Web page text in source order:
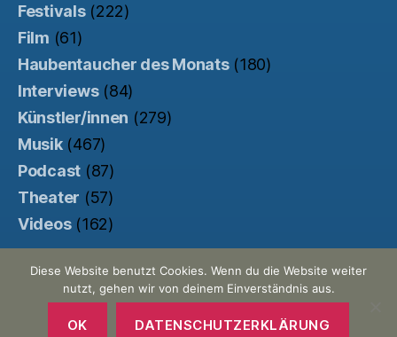
Festivals(222)
Film (61)
Haubentaucher des Monats(180)
Interviews(84)
Künstler/innen (279)
Musik(467)
Podcast (87)
Theater (57)
Videos(162)
© 2026Der Haubentaucher
Made with ♥ by Pretty Commercial/
Unterstützt von der
Kinowebsite Uncut
Nach oben
Diese Website benutzt Cookies. Wenn du die Website weiter
nutzt, gehen wir von deinem Einverständnis aus.
OK DATENSCHUTZERKLÄRUNG